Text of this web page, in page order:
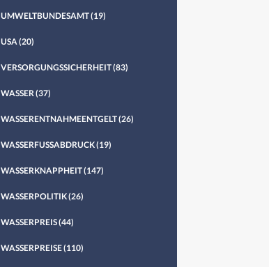
UMWELTBUNDESAMT(19)
USA (20)
VERSORGUNGSSICHERHEIT(83)
WASSER (37)
WASSERENTNAHMEENTGELT(26)
WASSERFUSSABDRUCK(19)
WASSERKNAPPHEIT(147)
WASSERPOLITIK(26)
WASSERPREIS(44)
WASSERPREISE(110)